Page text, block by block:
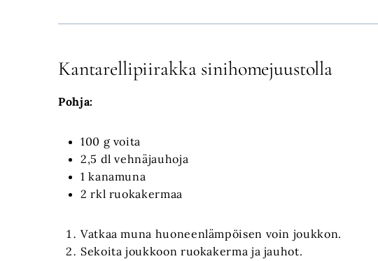
Kantarellipiirakka sinihomejuustolla
Pohja:
100 g voita
2,5 dl vehnäjauhoja
1 kanamuna
2 rkl ruokakermaa
Vatkaa muna huoneenlämpöisen voin joukkon.
Sekoita joukkoon ruokakerma ja jauhot.